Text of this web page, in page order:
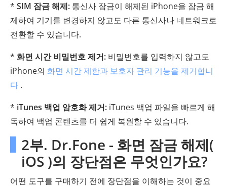
* SIM 잠금 해제: 통신사 잠금이 해제된 iPhone을 잠금 해
제하여 기기를 변경하지 않고도 다른 통신사나 네트워크로
전환할 수 있습니다.
* 화면 시간 비밀번호 제거: 비밀번호를 입력하지 않고도
iPhone의 화면 시간 제한과 보호자 관리 기능을 제거합니
다 .
* iTunes 백업 암호화 제거: iTunes 백업 파일을 빠르게 해
독하여 백업 콘텐츠를 더 쉽게 복원할 수 있습니다.
2부. Dr.Fone - 화면 잠금 해제(
iOS )의 장단점은 무엇인가요?
어떤 도구를 구매하기 전에 장단점을 이해하는 것이 중요